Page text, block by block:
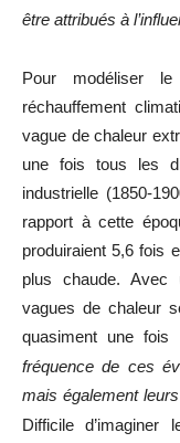
être attribués à
Pour modéliser
réchauffement
vague de chaleur
une fois tous les
industrielle (1850-
rapport à cette
produiraient 5,6 fois
plus chaude. Avec
vagues de chaleur
quasiment une fois
fréquence de ces
mais également
Difficile d’imaginer